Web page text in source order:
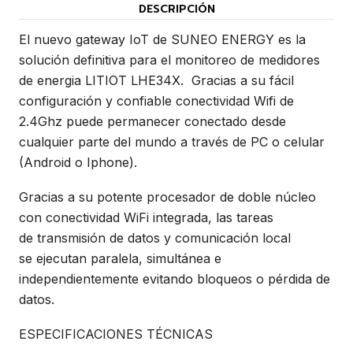
DESCRIPCIÓN
El nuevo gateway IoT de SUNEO ENERGY es la
solución definitiva para el monitoreo de medidores
de energia LITIOT LHE34X. Gracias a su fácil
configuración y confiable conectividad Wifi de
2.4Ghz puede permanecer conectado desde
cualquier parte del mundo a través de PC o celular
(Android o Iphone).
Gracias a su potente procesador de doble núcleo
con conectividad WiFi integrada, las tareas
de transmisión de datos y comunicación local
se ejecutan paralela, simultánea e
independientemente evitando bloqueos o pérdida de
datos.
ESPECIFICACIONES TÉCNICAS